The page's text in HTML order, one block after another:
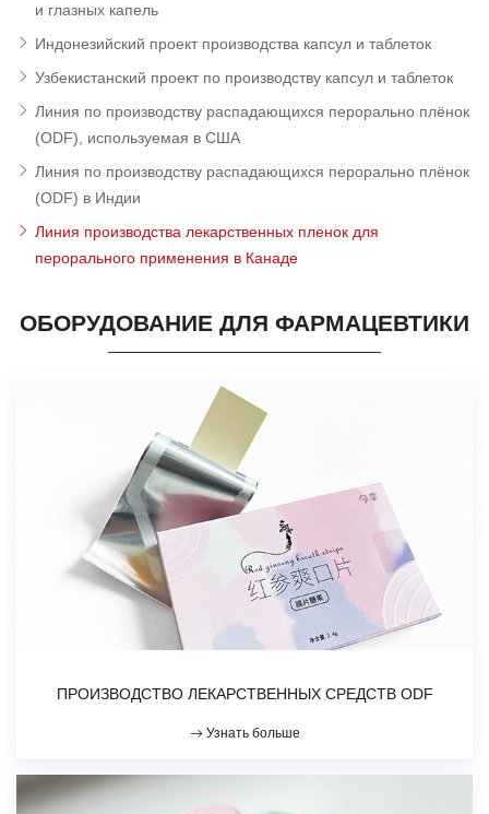
и глазных капель
Индонезийский проект производства капсул и таблеток
Узбекистанский проект по производству капсул и таблеток
Линия по производству распадающихся перорально плёнок
(ODF), используемая в США
Линия по производству распадающихся перорально плёнок
(ODF) в Индии
Линия производства лекарственных пленок для
перорального применения в Канаде
ОБОРУДОВАНИЕ ДЛЯ ФАРМАЦЕВТИКИ
ПРОИЗВОДСТВО ЛЕКАРСТВЕННЫХ СРЕДСТВ ODF
Узнать больше